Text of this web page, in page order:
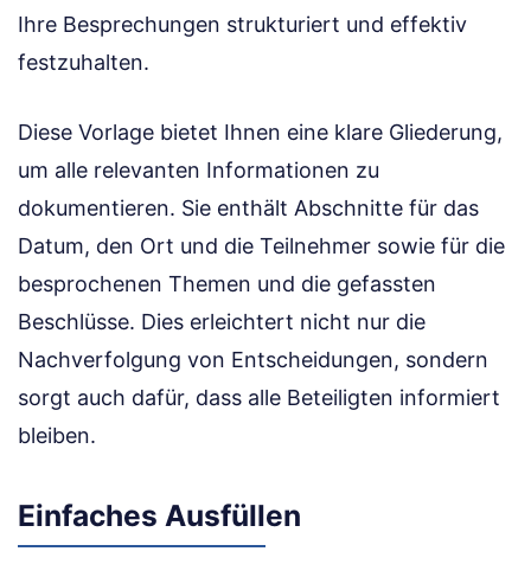
Ihre Besprechungen strukturiert und effektiv
festzuhalten.
Diese Vorlage bietet Ihnen eine klare Gliederung,
um alle relevanten Informationen zu
dokumentieren. Sie enthält Abschnitte für das
Datum, den Ort und die Teilnehmer sowie für die
besprochenen Themen und die gefassten
Beschlüsse. Dies erleichtert nicht nur die
Nachverfolgung von Entscheidungen, sondern
sorgt auch dafür, dass alle Beteiligten informiert
bleiben.
Einfaches Ausfüllen